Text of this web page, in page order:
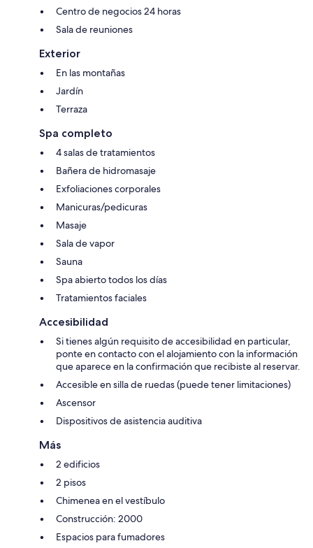
Centro de negocios 24 horas
Sala de reuniones
Exterior
En las montañas
Jardín
Terraza
Spa completo
4 salas de tratamientos
Bañera de hidromasaje
Exfoliaciones corporales
Manicuras/pedicuras
Masaje
Sala de vapor
Sauna
Spa abierto todos los días
Tratamientos faciales
Accesibilidad
Si tienes algún requisito de accesibilidad en particular,
ponte en contacto con el alojamiento con la información
que aparece en la confirmación que recibiste al reservar.
Accesible en silla de ruedas (puede tener limitaciones)
Ascensor
Dispositivos de asistencia auditiva
Más
2 edificios
2 pisos
Chimenea en el vestíbulo
Construcción: 2000
Espacios para fumadores